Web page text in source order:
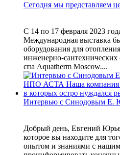
Сегодня мы представляем
С 14 по 17 февраля 2023
Международная выставка
оборудования для
инженерно-сантехнических
спа Aquatherm Moscow....
Интервью с Синодовым Е.
Добрый день, Евгений
которое вы находите для
опытом и знаниями с